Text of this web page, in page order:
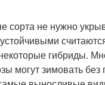
сорта не нужно
гибриды.
могут зимовать без